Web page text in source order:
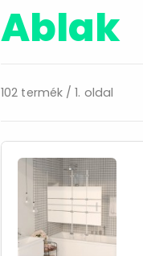
Ablak
102 termék / 1. oldal